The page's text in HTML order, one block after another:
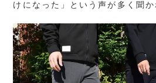
けになった」という声が多く聞か